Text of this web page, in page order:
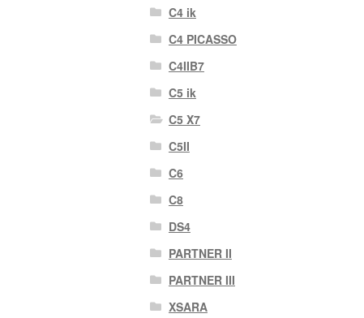
C4 ik
C4 PICASSO
C4IIB7
C5 ik
C5 X7
C5II
C6
C8
DS4
PARTNER II
PARTNER III
XSARA